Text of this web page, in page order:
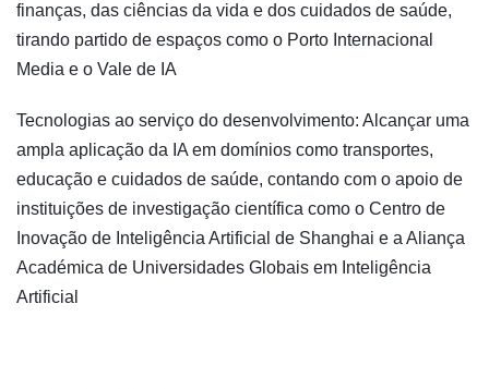
finanças, das ciências da vida e dos cuidados de saúde,
tirando partido de espaços como o Porto Internacional
Media e o Vale de IA
Tecnologias ao serviço do desenvolvimento: Alcançar uma
ampla aplicação da IA em domínios como transportes,
educação e cuidados de saúde, contando com o apoio de
instituições de investigação científica como o Centro de
Inovação de Inteligência Artificial de Shanghai e a Aliança
Académica de Universidades Globais em Inteligência
Artificial